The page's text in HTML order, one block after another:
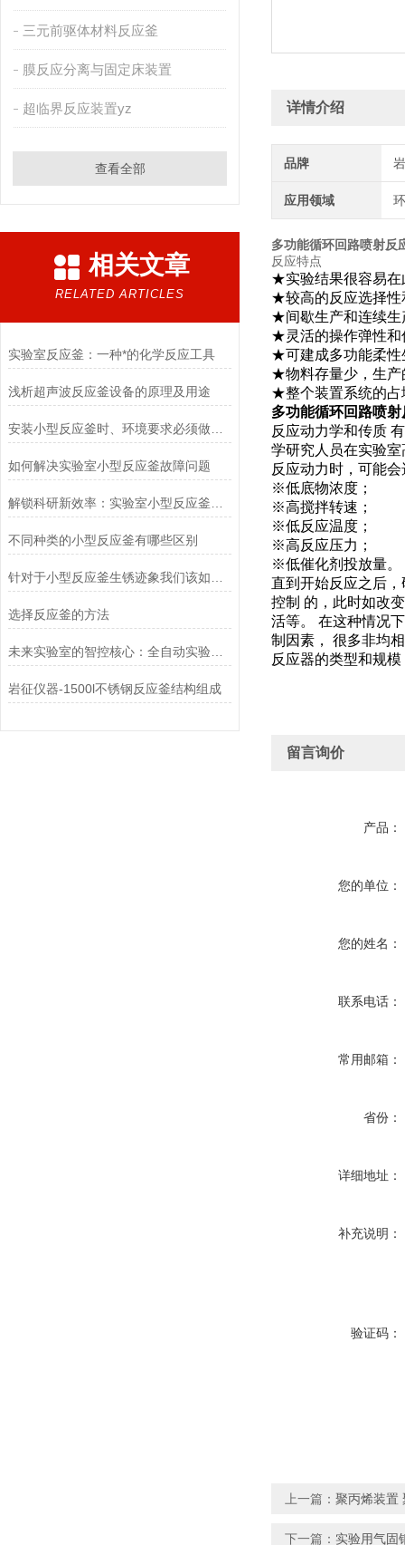
三元前驱体材料反应釜
膜反应分离与固定床装置
超临界反应装置yz
查看全部
相关文章
RELATED ARTICLES
实验室反应釜：一种*的化学反应工具
浅析超声波反应釜设备的原理及用途
安装小型反应釜时、环境要求必须做到位
如何解决实验室小型反应釜故障问题
不同种类的小型反应釜有哪些区别
选择反应釜的方法
未来实验室的智控核心：全自动实验室反应釜的革新之旅
岩征仪器-1500l不锈钢反应釜结构组成
详情介绍
品牌
应用领域
多功能循环回路喷射反
反应特点
★实验结果很容易
★较高的反应选择
★间歇生产和连续生
★灵活的操作弹性和
★可建成多功能柔
★物料存量少，生
★整个装置系统的
多功能循环回路喷
反应动力学和传质
学研究人员在实验
反应动力时，可能
※低底物浓度；
※高搅拌转速；
※低反应温度；
※高反应压力；
※低催化剂投放量。
直到开始反应之后
控制 的，此时如改
活等。 在这种情况
制因素， 很多非均
反应器的类型和规模
留言询价
产品：
您的单位：
您的姓名：
联系电话：
常用邮箱：
省份：
详细地址：
补充说明：
验证码：
上一篇： 聚丙烯装置
下一篇： 实验用气固